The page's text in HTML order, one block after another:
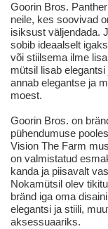
Goorin Bros.
neile, kes soovivad
isiksust väljendada.
sobib ideaalselt
või stiilsema ilme
mütsil lisab
annab elegantse ja
moest.
Goorin Bros. on
pühendumuse
Vision The Farm
on valmistatud
kanda ja piisavalt
Nokamütsil olev
bränd iga oma
elegantsi ja stiili,
aksessuaariks.